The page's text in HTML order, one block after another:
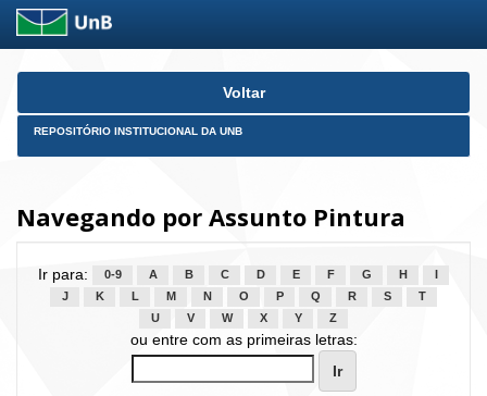
Skip
Voltar
REPOSITÓRIO INSTITUCIONAL DA UNB
Navegando por Assunto Pintura
Ir para: 0-9 A B C D E F G H
J
K L M N O P Q R S
T
U
V W X Y Z
ou entre com as primeiras letras: